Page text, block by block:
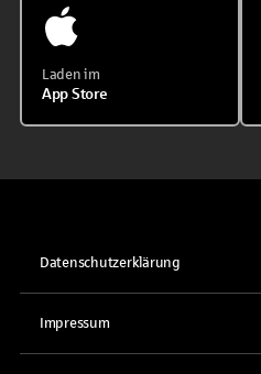
Laden im
App Store
Datenschutzerklärung
Impressum